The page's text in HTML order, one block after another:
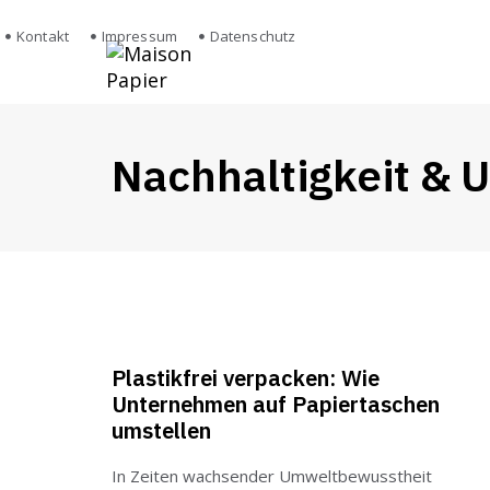
Kontakt Impressum Datenschutz
Nachhaltigkeit &
Plastikfrei verpacken: Wie
Unternehmen auf Papiertaschen
umstellen
In Zeiten wachsender Umweltbewusstheit